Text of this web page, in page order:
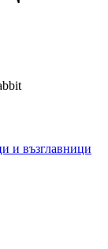
и възглавници